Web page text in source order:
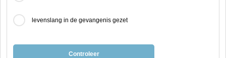
levenslang in de gevangenis gezet
Controleer